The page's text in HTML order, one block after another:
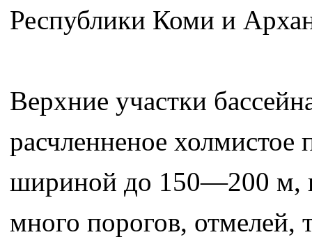
Республики Коми и
Верхние участки
расчленненое
шириной до 150—200 м,
много порогов,